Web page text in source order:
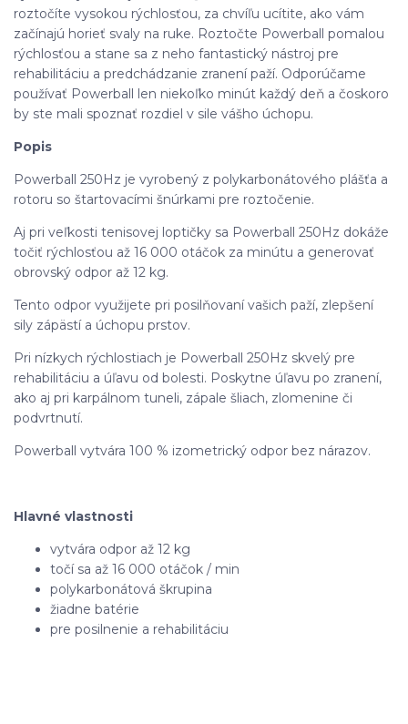
roztočíte vysokou rýchlosťou, za chvíľu ucítite, ako vám
začínajú horieť svaly na ruke. Roztočte Powerball pomalou
rýchlosťou a stane sa z neho fantastický nástroj pre
rehabilitáciu a predchádzanie zranení paží. Odporúčame
používať Powerball len niekoľko minút každý deň a čoskoro
by ste mali spoznať rozdiel v sile vášho úchopu.
Popis
Powerball 250Hz je vyrobený z polykarbonátového plášťa a
rotoru so štartovacími šnúrkami pre roztočenie.
Aj pri veľkosti tenisovej loptičky sa Powerball 250Hz dokáže
točiť rýchlosťou až 16 000 otáčok za minútu a generovať
obrovský odpor až 12 kg.
Tento odpor využijete pri posilňovaní vašich paží, zlepšení
sily zápästí a úchopu prstov.
Pri nízkych rýchlostiach je Powerball 250Hz skvelý pre
rehabilitáciu a úľavu od bolesti. Poskytne úľavu po zranení,
ako aj pri karpálnom tuneli, zápale šliach, zlomenine či
podvrtnutí.
Powerball vytvára 100 % izometrický odpor bez nárazov.
Hlavné vlastnosti
vytvára odpor až 12 kg
točí sa až 16 000 otáčok / min
polykarbonátová škrupina
žiadne batérie
pre posilnenie a rehabilitáciu